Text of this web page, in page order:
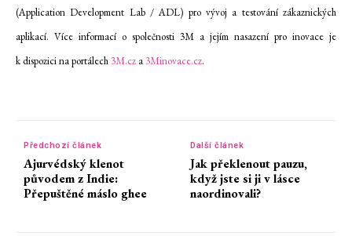
(Application Development Lab / ADL) pro vývoj a testování zákaznických
aplikací. Více informací o společnosti 3M a jejím nasazení pro inovace je
k dispozici na portálech3M.cz a3Minovace.cz.
Předchozí článek
Ajurvédský klenot
původem z Indie:
Přepuštěné máslo ghee
Další článek
Jak překlenout pauzu,
když jste si ji v lásce
naordinovali?